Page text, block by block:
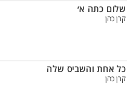
שלום כתה א׳
קרן כהן
כל אחת והשביס שלה
קרן כהן